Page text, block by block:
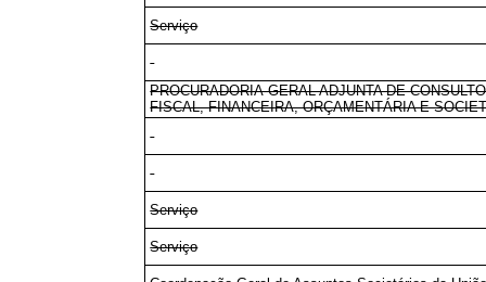
Serviço
PROCURADORIA-GERAL ADJUNTA DE
FISCAL, FINANCEIRA, ORÇAMENTÁRIA E
Serviço
Serviço